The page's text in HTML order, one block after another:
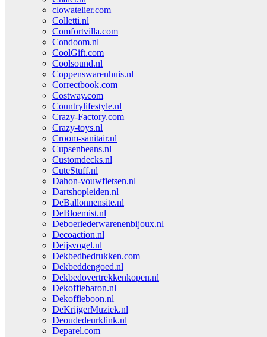
clowatelier.com
Colletti.nl
Comfortvilla.com
Condoom.nl
CoolGift.com
Coolsound.nl
Coppenswarenhuis.nl
Correctbook.com
Costway.com
Countrylifestyle.nl
Crazy-Factory.com
Crazy-toys.nl
Croom-sanitair.nl
Cupsenbeans.nl
Customdecks.nl
CuteStuff.nl
Dahon-vouwfietsen.nl
Dartshopleiden.nl
DeBallonnensite.nl
DeBloemist.nl
Deboerlederwarenenbijoux.nl
Decoaction.nl
Deijsvogel.nl
Dekbedbedrukken.com
Dekbeddengoed.nl
Dekbedovertrekkenkopen.nl
Dekoffiebaron.nl
Dekoffieboon.nl
DeKrijgerMuziek.nl
Deoudedeurklink.nl
Deparel.com